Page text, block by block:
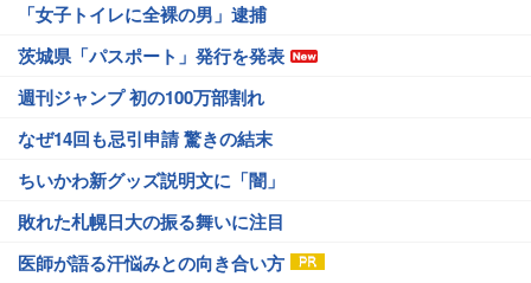
「女子トイレに全裸の男」逮捕
茨城県「パスポート」発行を発表
週刊ジャンプ 初の100万部割れ
なぜ14回も忌引申請 驚きの結末
ちいかわ新グッズ説明文に「闇」
敗れた札幌日大の振る舞いに注目
医師が語る汗悩みとの向き合い方